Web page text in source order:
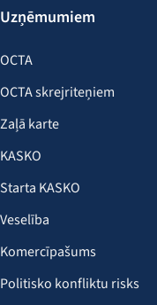
Uzņēmumiem
OCTA
OCTA skrejriteņiem
Zaļā karte
KASKO
Starta KASKO
Veselība
Komercīpašums
Politisko konfliktu risks